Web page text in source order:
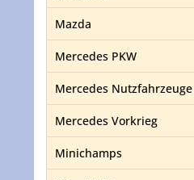
Mazda
Mercedes PKW
Mercedes Nutzfahrzeuge
Mercedes Vorkrieg
Minichamps